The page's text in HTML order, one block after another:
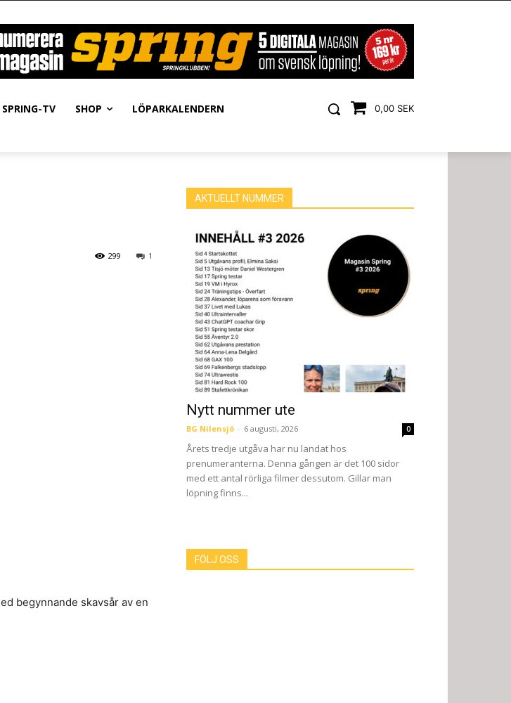
0,00 SEK
SPRING-TV SHOP LÖPARKALENDERN
1
299
begynnande skavsår av en
AKTUELLT NUMMER
Nytt nummer ute
BG Nilensjö - 6 augusti, 2026 0
Årets tredje utgåva har nu landat hos
prenumeranterna. Denna gången är det 100 sidor
med ett antal rörliga filmer dessutom. Gillar man
löpning finns...
FÖLJ OSS